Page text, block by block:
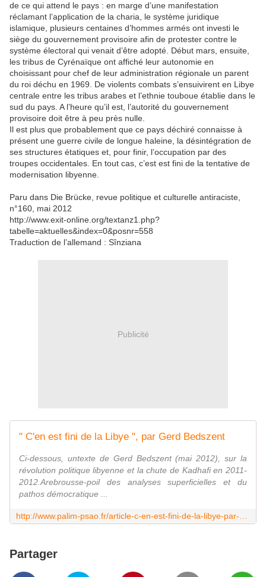
de ce qui attend le pays : en marge d’une manifestation
réclamant l’application de la charia, le système juridique
islamique, plusieurs centaines d’hommes armés ont investi le
siège du gouvernement provisoire afin de protester contre le
système électoral qui venait d’être adopté. Début mars, ensuite,
les tribus de Cyrénaïque ont affiché leur autonomie en
choisissant pour chef de leur administration régionale un parent
du roi déchu en 1969. De violents combats s’ensuivirent en Libye
centrale entre les tribus arabes et l’ethnie touboue établie dans le
sud du pays. A l’heure qu’il est, l’autorité du gouvernement
provisoire doit être à peu près nulle.
Il est plus que probablement que ce pays déchiré connaisse à
présent une guerre civile de longue haleine, la désintégration de
ses structures étatiques et, pour finir, l’occupation par des
troupes occidentales. En tout cas, c’est est fini de la tentative de
modernisation libyenne.
Paru dans Die Brücke, revue politique et culturelle antiraciste,
n°160, mai 2012
http://www.exit-online.org/textanz1.php?
tabelle=aktuelles&index=0&posnr=558
Traduction de l’allemand : Sînziana
Publicité
" C'en est fini de la Libye ", par Gerd Bedszent
Ci-dessous, untexte de Gerd Bedszent (mai 2012), sur la
révolution politique libyenne et la chute de Kadhafi en 2011-
2012.Arebrousse-poil des analyses superficielles et du
pathos démocratique ...
Partager